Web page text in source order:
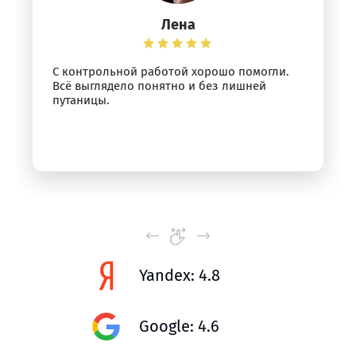
Лена
С контрольной работой хорошо помогли.
Всё выглядело понятно и без лишней
путаницы.
Yandex: 4.8
Google: 4.6